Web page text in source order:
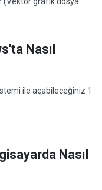
Nasıl
ile açabileceğiniz 1
Nasıl